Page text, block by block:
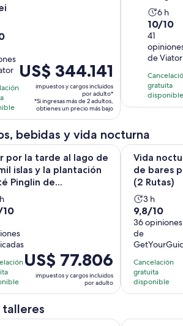
El
precio
es
US$ 344.141.
por
adulto*
US$ 344.141
impuestos y cargos incluidos
por adulto*
*Si ingresas más de 2 adultos,
obtienes un precio más bajo
La
6
horas
6 h
10.0
de
10
con
41
10/10
41
de Viator
gratuita
disponible
bebidas y vida nocturna
por la tarde al lago de
islas y la plantación
Pinglin de...
El
precio
de
US$ 77.806.
por
US$ 77.806
impuestos y cargos incluidos
por adulto
tarde al lago de las mil islas y la
Vida
de bares
(2 Rutas)
La
actividad
dura
3
horas
3 h
9.8
de
10
con
36
opiniones
9,8/10
36 opiniones
de
Cancelación
gratuita
disponible
Vida
talleres